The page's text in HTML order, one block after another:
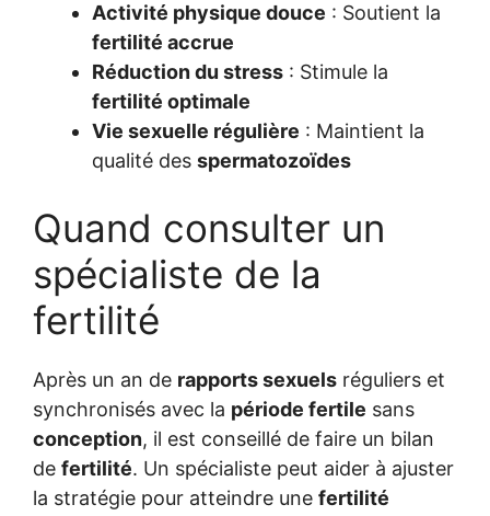
Activité physique douce : Soutient la
fertilité accrue
Réduction du stress : Stimule la
fertilité optimale
Vie sexuelle régulière : Maintient la
qualité des spermatozoïdes
Quand consulter un
spécialiste de la
fertilité
Après un an de rapports sexuels réguliers et
synchronisés avec la période fertile sans
conception, il est conseillé de faire un bilan
de fertilité. Un spécialiste peut aider à ajuster
la stratégie pour atteindre une fertilité